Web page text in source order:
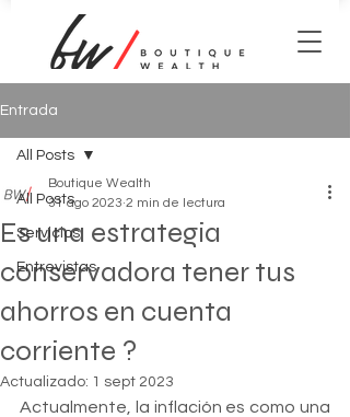
Entrada
All Posts
Servicios
Entrevistas
All Posts
Es una estrategia
conservadora tener tus
ahorros en cuenta
corriente ?
Boutique Wealth
31 ago 2023 2 min de lectura
Actualizado: 1 sept 2023
Actualmente, la inflación es como una